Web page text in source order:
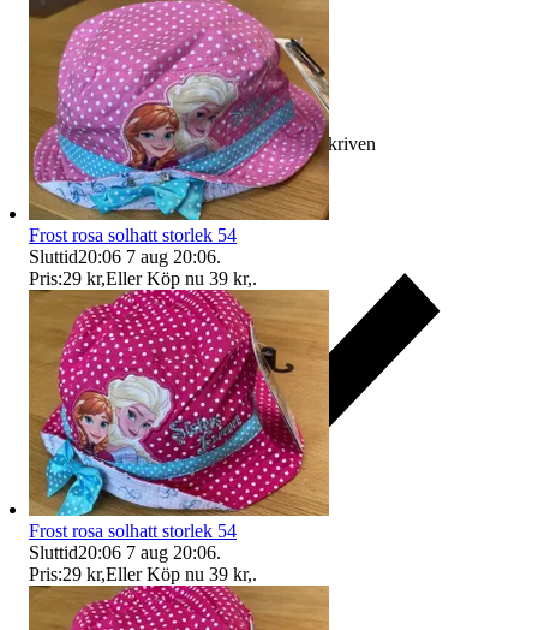
Ersättning om varan inte är som beskriven
Frost rosa solhatt storlek 54
Sluttid20:06 7 aug 20:06.
Pris:29 kr,Eller Köp nu 39 kr,.
Frost rosa solhatt storlek 54
Sluttid20:06 7 aug 20:06.
Pris:29 kr,Eller Köp nu 39 kr,.